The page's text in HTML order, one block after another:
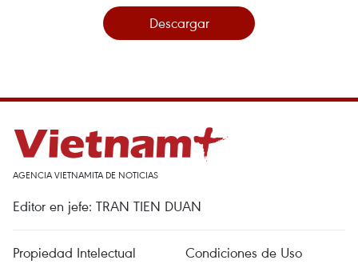
Descargar
AGENCIA VIETNAMITA DE NOTICIAS
Editor en jefe: TRAN TIEN DUAN
Propiedad Intelectual Condiciones de Uso